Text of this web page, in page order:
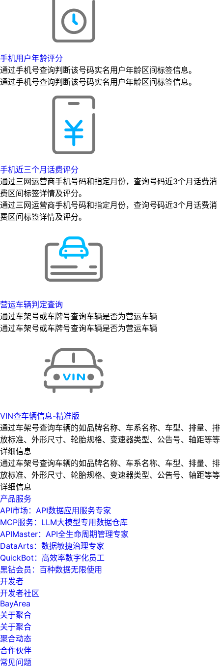
手机用户年龄评分
通过手机号查询判断该号码实名用户年龄区间标签信息。
通过手机号查询判断该号码实名用户年龄区间标签信息。
手机近三个月话费评分
通过三网运营商手机号码和指定月份，查询号码近3个月话费消
费区间标签详情及评分。
通过三网运营商手机号码和指定月份，查询号码近3个月话费消
费区间标签详情及评分。
营运车辆判定查询
通过车架号或车牌号查询车辆是否为营运车辆
通过车架号或车牌号查询车辆是否为营运车辆
VIN查车辆信息-精准版
通过车架号查询车辆的如品牌名称、车系名称、车型、排量、排
放标准、外形尺寸、轮胎规格、变速器类型、公告号、轴距等等
详细信息
通过车架号查询车辆的如品牌名称、车系名称、车型、排量、排
放标准、外形尺寸、轮胎规格、变速器类型、公告号、轴距等等
详细信息
产品服务
API市场：API数据应用服务专家
MCP服务：LLM大模型专用数据仓库
APIMaster：API全生命周期管理专家
DataArts：数据敏捷治理专家
QuickBot：高效率数字化员工
黑钻会员：百种数据无限使用
开发者
开发者社区
BayArea
关于聚合
关于聚合
聚合动态
合作伙伴
常见问题